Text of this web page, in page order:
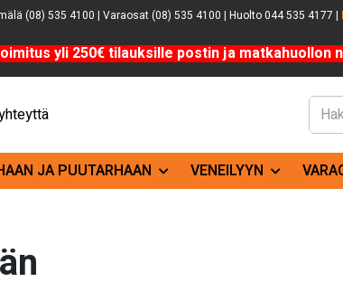
(08) 535 4100 | Varaosat (08) 535 4100 | Huolto 044 535 4177 |
yli 250€ tilauksille postin ja matkahuollon
JA PUUTARHAAN VENEILYYN